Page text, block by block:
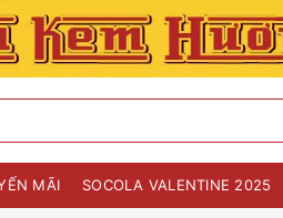
MÃI SOCOLA VALENTINE 2025